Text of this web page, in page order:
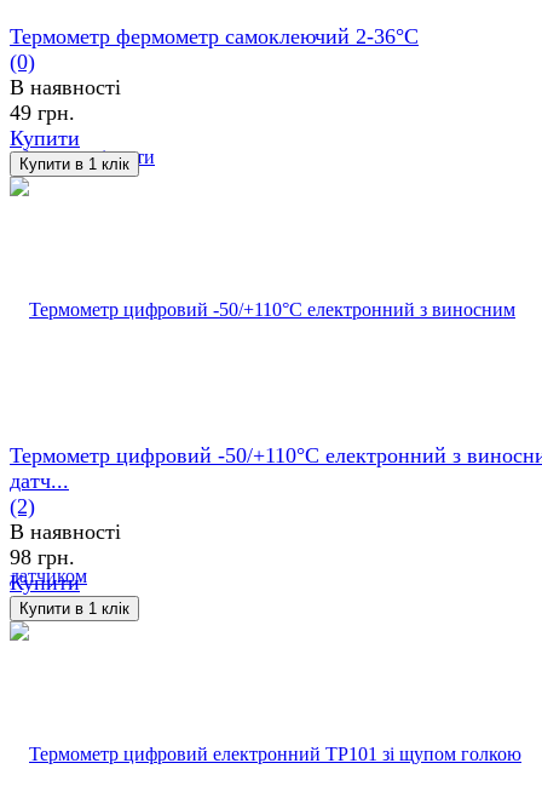
обране порівняти
Термометр фермометр самоклеючий 2-36°С
(0)
В наявності
49 грн.
Купити
Термометр цифровий -50/+110°С електронний з
датч...
(2)
В наявності
98 грн.
Купити